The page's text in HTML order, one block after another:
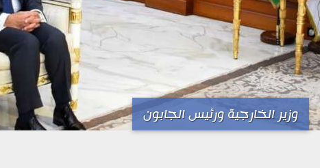
وزير الخارجية ورئيس الجابون